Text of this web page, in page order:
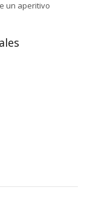
un aperitivo